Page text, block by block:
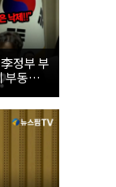
정부 부
부동산